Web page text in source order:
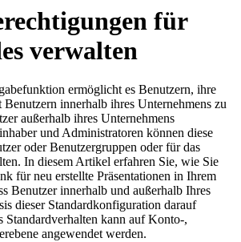
für
verwalten
ermöglicht es Benutzern, ihre
Benutzern innerhalb ihres Unternehmens zu
außerhalb ihres Unternehmens
und Administratoren können diese
oder Benutzergruppen oder für das
In diesem Artikel erfahren Sie, wie Sie
für neu erstellte Präsentationen in Ihrem
Benutzer innerhalb und außerhalb Ihres
dieser Standardkonfiguration darauf
Standardverhalten kann auf Konto-,
angewendet werden.